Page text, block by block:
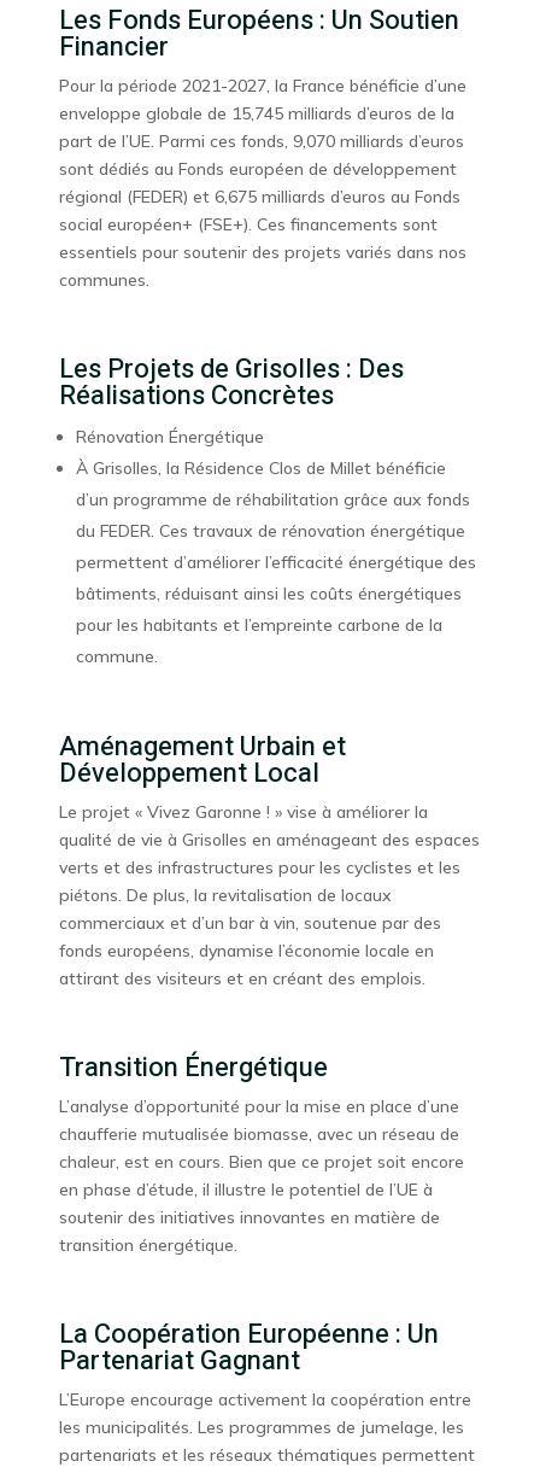
Les Fonds Européens : Un Soutien
Financier
Pour la période 2021-2027, la France bénéficie d’une
enveloppe globale de 15,745 milliards d’euros de la
part de l’UE. Parmi ces fonds, 9,070 milliards d’euros
sont dédiés au Fonds européen de développement
régional (FEDER) et 6,675 milliards d’euros au Fonds
social européen+ (FSE+). Ces financements sont
essentiels pour soutenir des projets variés dans nos
communes.
Les Projets de Grisolles : Des
Réalisations Concrètes
Rénovation Énergétique
À Grisolles, la Résidence Clos de Millet bénéficie
d’un programme de réhabilitation grâce aux fonds
du FEDER. Ces travaux de rénovation énergétique
permettent d’améliorer l’efficacité énergétique des
bâtiments, réduisant ainsi les coûts énergétiques
pour les habitants et l’empreinte carbone de la
commune.
Aménagement Urbain et
Développement Local
Le projet « Vivez Garonne ! » vise à améliorer la
qualité de vie à Grisolles en aménageant des espaces
verts et des infrastructures pour les cyclistes et les
piétons. De plus, la revitalisation de locaux
commerciaux et d’un bar à vin, soutenue par des
fonds européens, dynamise l’économie locale en
attirant des visiteurs et en créant des emplois.
Transition Énergétique
L’analyse d’opportunité pour la mise en place d’une
chaufferie mutualisée biomasse, avec un réseau de
chaleur, est en cours. Bien que ce projet soit encore
en phase d’étude, il illustre le potentiel de l’UE à
soutenir des initiatives innovantes en matière de
transition énergétique.
La Coopération Européenne : Un
Partenariat Gagnant
L’Europe encourage activement la coopération entre
les municipalités. Les programmes de jumelage, les
partenariats et les réseaux thématiques permettent